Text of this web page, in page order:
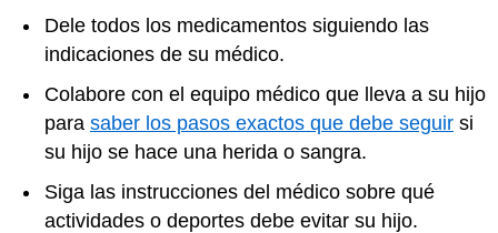
Dele todos los medicamentos siguiendo las
indicaciones de su médico.
Colabore con el equipo médico que lleva a su hijo
para saber los pasos exactos que debe seguir si
su hijo se hace una herida o sangra.
Siga las instrucciones del médico sobre qué
actividades o deportes debe evitar su hijo.